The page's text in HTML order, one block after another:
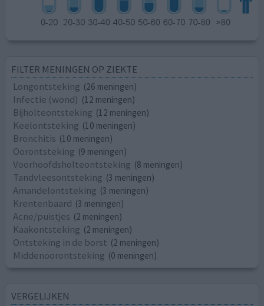
FILTER MENINGEN OP ZIEKTE
Longontsteking (26 meningen)
Infectie (wond) (12 meningen)
Bijholteontsteking (12 meningen)
Keelontsteking (10 meningen)
Bronchitis (10 meningen)
Oorontsteking (9 meningen)
Voorhoofdsholteontsteking (8 meningen)
Tandvleesontsteking (3 meningen)
Amandelontsteking (3 meningen)
Krentenbaard (3 meningen)
Acne/puistjes (2 meningen)
Kaakontsteking (2 meningen)
Ontsteking in de borst (2 meningen)
Middenoorontsteking (0 meningen)
VERGELIJKEN